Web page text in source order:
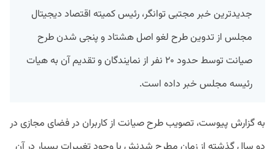
جدیدترین خبر مجتبی توانگر، رئیس کمیته اقتصاد دیجیتال
مجلس از تدوین طرح لغو اصل هشتاد و پنجی شدن طرح
صیانت توسط حدود ۲۰ نفر از نمایندگان و تقدیم آن به هیات
رئیسه مجلس خبر داده است.
به گزارش پیوست، تصویب طرح صیانت از کاربران در فضای مجازی در